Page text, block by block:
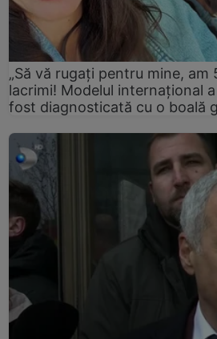
„Să vă rugați pentru mine, am
lacrimi! Modelul internațional
fost diagnosticată cu o boală